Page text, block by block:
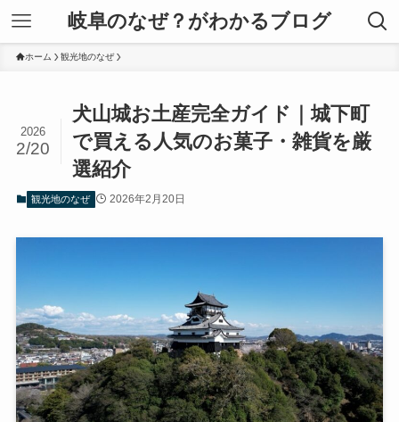
岐阜のなぜ？がわかるブログ
ホーム 観光地のなぜ
犬山城お土産完全ガイド｜城下町
で買える人気のお菓子・雑貨を厳
選紹介
2026
2/20
観光地のなぜ 2026年2月20日